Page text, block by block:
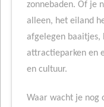
zonnebaden. Of je
alleen, het eiland
afgelegen baaitjes,
attractieparken en
en cultuur.
Waar wacht je nog